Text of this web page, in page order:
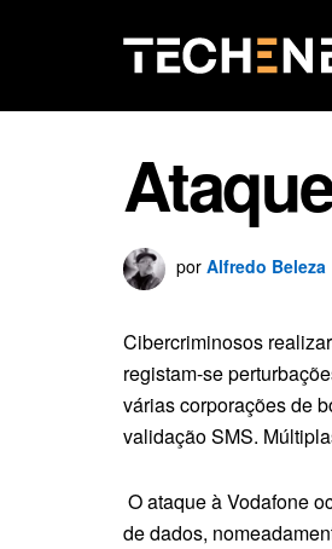
por Alfredo Beleza
Cibercriminosos
registam-se
várias corporações de
validação SMS.
O ataque à Vodafone
de dados,